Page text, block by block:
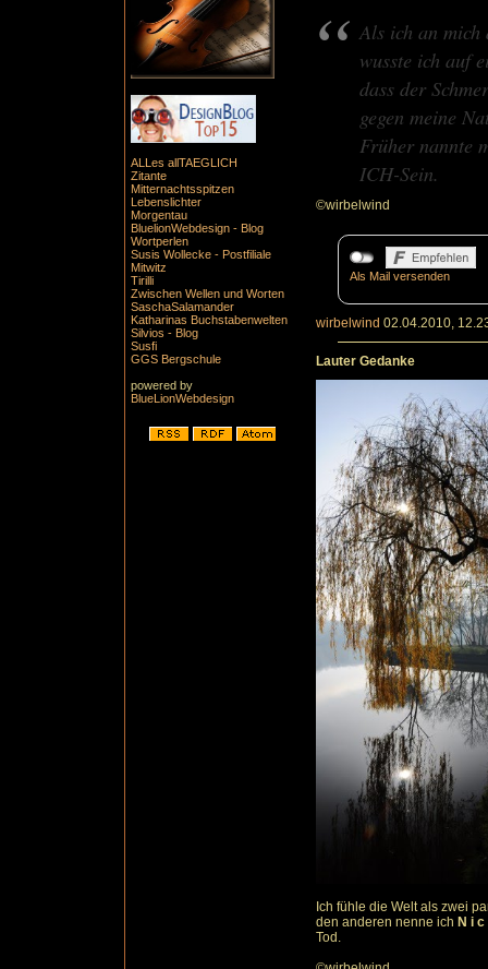
ALLes allTAEGLICH
Zitante
Mitternachtsspitzen
Lebenslichter
Morgentau
BluelionWebdesign - Blog
Wortperlen
Susis Wollecke - Postfiliale
Mitwitz
Tirilli
Zwischen Wellen und Worten
SaschaSalamander
Katharinas Buchstabenwelten
Silvios - Blog
Susfi
GGS Bergschule
powered by
BlueLionWebdesign
Als ich an mich
wusste ich auf
dass der
gegen meine
Früher nannte
ICH-Sein.
©wirbelwind
Als Mail versenden
wirbelwind 02.04.2010,
Lauter Gedanke
Ich fühle die Welt als zwei
den anderen nenne ich N i
Tod.